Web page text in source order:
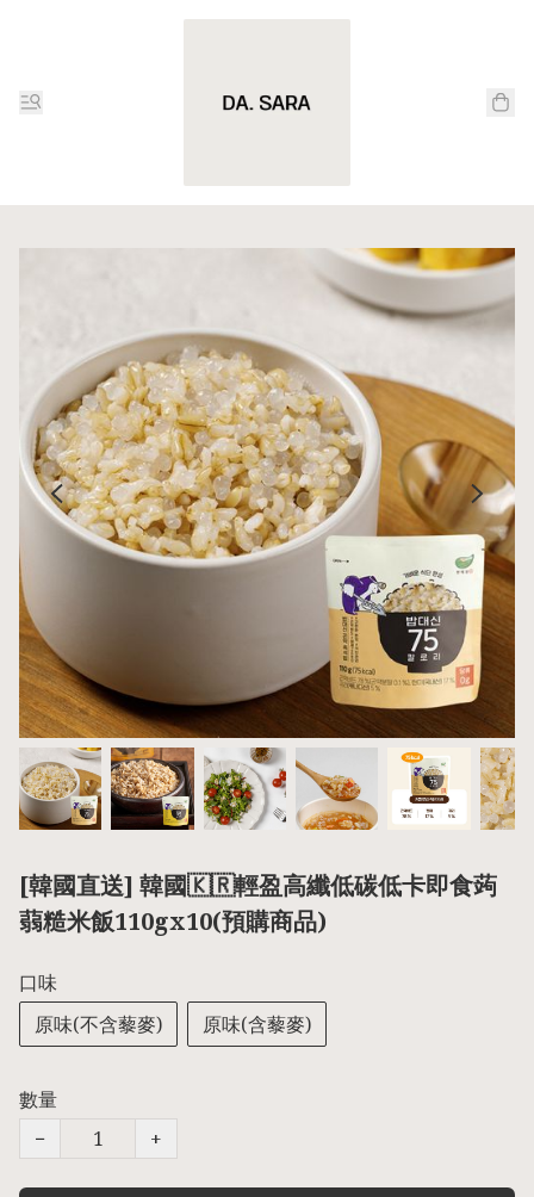
[韓國直送] 韓國🇰🇷輕盈高纖低碳低卡即食蒟
蒻糙米飯110gx10(預購商品)
口味
原味(不含藜麥)
原味(含藜麥)
數量
−
+